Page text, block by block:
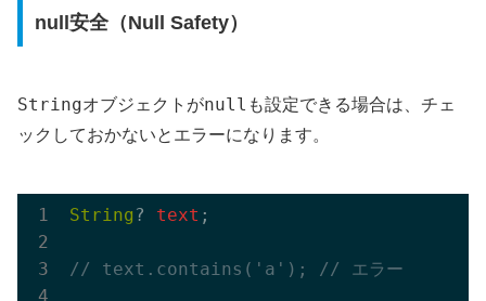
null安全（Null Safety）
Stringオブジェクトがnull も設定できる場合は、チェ
ックしておかないとエラーになります。
String ? text ;
// text.contains('a'); // エラー